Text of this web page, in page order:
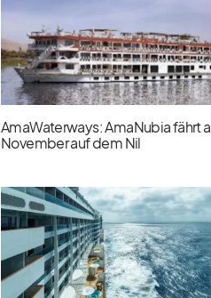
AmaWaterways: AmaNubia fährt
November auf dem Nil